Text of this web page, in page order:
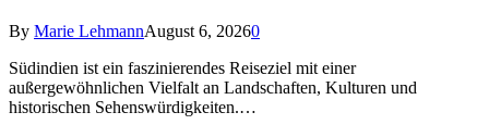
By Marie LehmannAugust 6, 20260
Südindien ist ein faszinierendes Reiseziel mit einer
außergewöhnlichen Vielfalt an Landschaften, Kulturen und
historischen Sehenswürdigkeiten.…